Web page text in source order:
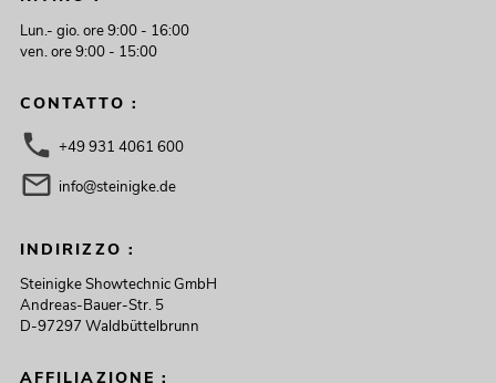
Lun.- gio. ore 9:00 - 16:00
ven. ore 9:00 - 15:00
CONTATTO :
+49 931 4061 600
info@steinigke.de
INDIRIZZO :
Steinigke Showtechnic GmbH
Andreas-Bauer-Str. 5
D-97297 Waldbüttelbrunn
AFFILIAZIONE :